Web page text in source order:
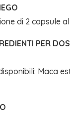
di 2 capsule
PER
Maca